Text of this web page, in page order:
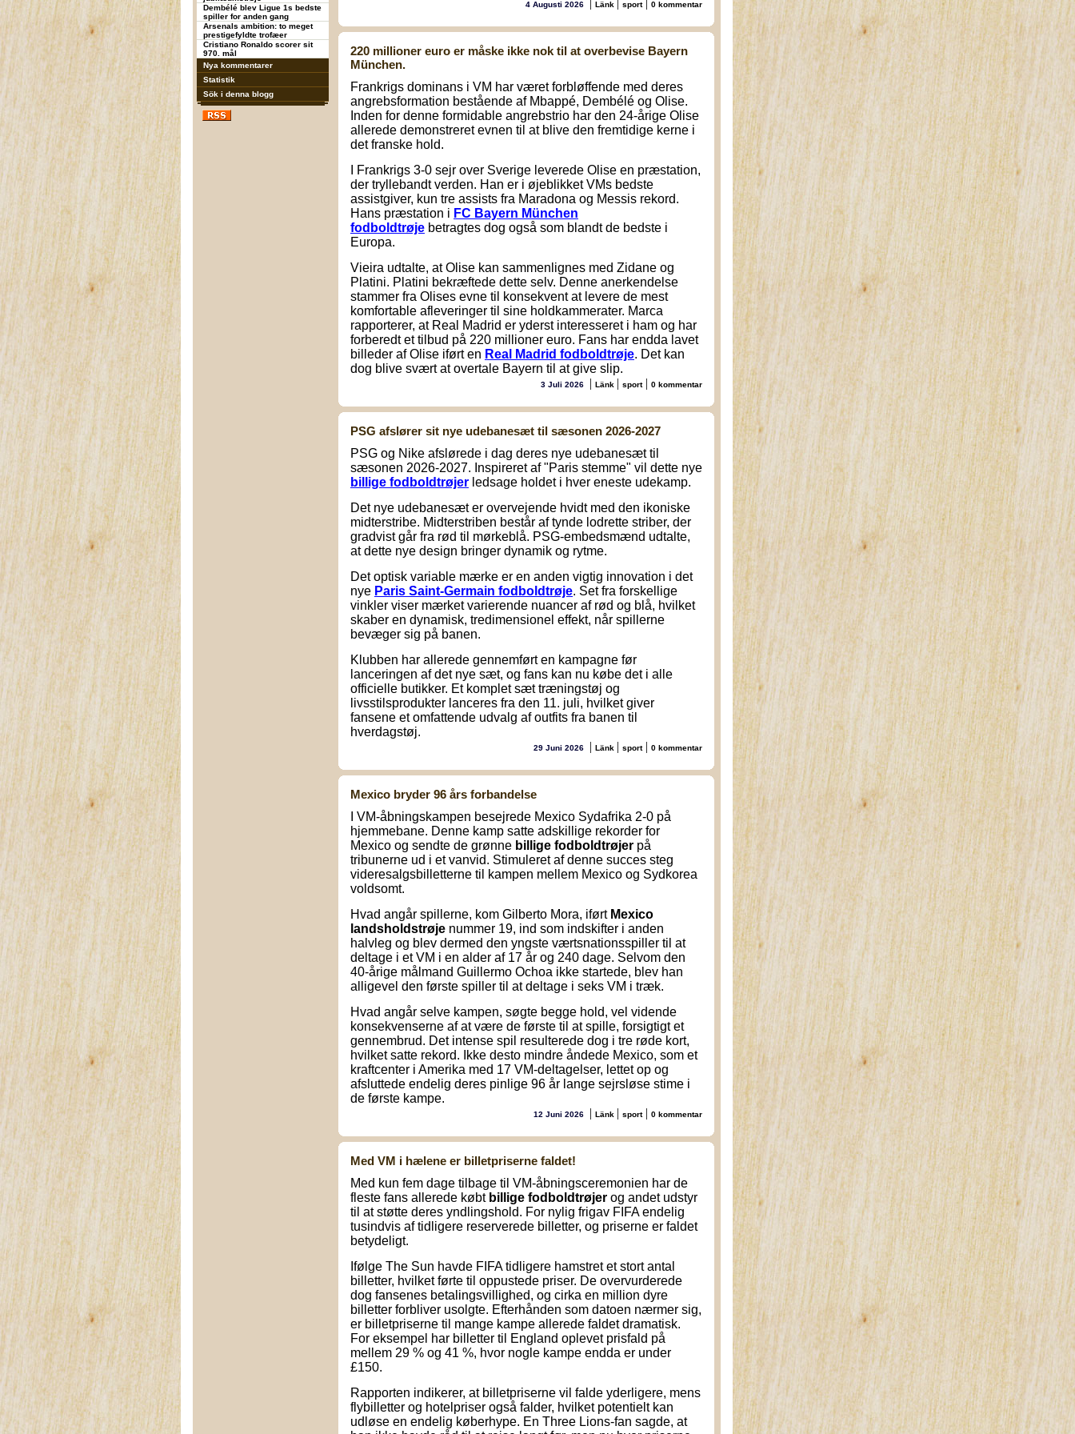
Dembélé blev Ligue 1s bedste
spiller for anden gang
Arsenals ambition: to meget
prestigefyldte trofæer
Cristiano Ronaldo scorer sit
970. mål
Nya kommentarer
Statistik
Sök i denna blogg
4 Augusti 2026 Länk sport| 0 kommentar
220 millioner euro er måske ikke nok til at overbevise Bayern
München.
Frankrigs dominans i VM har været forbløffende med deres
angrebsformation bestående af Mbappé, Dembélé og Olise.
Inden for denne formidable angrebstrio har den 24-årige Olise
allerede demonstreret evnen til at blive den fremtidige kerne i
det franske hold.
I Frankrigs 3-0 sejr over Sverige leverede Olise en præstation,
der tryllebandt verden. Han er i øjeblikket VMs bedste
assistgiver, kun tre assists fra Maradona og Messis rekord.
Hans præstation i FC Bayern München
fodboldtrøje betragtes dog også som blandt de bedste i
Europa.
Vieira udtalte, at Olise kan sammenlignes med Zidane og
Platini. Platini bekræftede dette selv. Denne anerkendelse
stammer fra Olises evne til konsekvent at levere de mest
komfortable afleveringer til sine holdkammerater. Marca
rapporterer, at Real Madrid er yderst interesseret i ham og har
forberedt et tilbud på 220 millioner euro. Fans har endda lavet
billeder af Olise iført en Real Madrid fodboldtrøje. Det kan
dog blive svært at overtale Bayern til at give slip.
3 Juli 2026 | Länk | sport| 0 kommentar
PSG afslører sit nye udebanesæt til sæsonen 2026-2027
PSG og Nike afslørede i dag deres nye udebanesæt til
sæsonen 2026-2027. Inspireret af "Paris stemme" vil dette nye
billige fodboldtrøjer ledsage holdet i hver eneste udekamp.
Det nye udebanesæt er overvejende hvidt med den ikoniske
midterstribe. Midterstriben består af tynde lodrette striber, der
gradvist går fra rød til mørkeblå. PSG-embedsmænd udtalte,
at dette nye design bringer dynamik og rytme.
Det optisk variable mærke er en anden vigtig innovation i det
nye Paris Saint-Germain fodboldtrøje. Set fra forskellige
vinkler viser mærket varierende nuancer af rød og blå, hvilket
skaber en dynamisk, tredimensionel effekt, når spillerne
bevæger sig på banen.
Klubben har allerede gennemført en kampagne før
lanceringen af det nye sæt, og fans kan nu købe det i alle
officielle butikker. Et komplet sæt træningstøj og
livsstilsprodukter lanceres fra den 11. juli, hvilket giver
fansene et omfattende udvalg af outfits fra banen til
hverdagstøj.
29 Juni 2026 | Länk | sport| 0 kommentar
Mexico bryder 96 års forbandelse
I VM-åbningskampen besejrede Mexico Sydafrika 2-0 på
hjemmebane. Denne kamp satte adskillige rekorder for
Mexico og sendte de grønne billige fodboldtrøjer på
tribunerne ud i et vanvid. Stimuleret af denne succes steg
videresalgsbilletterne til kampen mellem Mexico og Sydkorea
voldsomt.
Hvad angår spillerne, kom Gilberto Mora, iført Mexico
landsholdstrøje nummer 19, ind som indskifter i anden
halvleg og blev dermed den yngste værtsnationsspiller til at
deltage i et VM i en alder af 17 år og 240 dage. Selvom den
40-årige målmand Guillermo Ochoa ikke startede, blev han
alligevel den første spiller til at deltage i seks VM i træk.
Hvad angår selve kampen, søgte begge hold, vel vidende
konsekvenserne af at være de første til at spille, forsigtigt et
gennembrud. Det intense spil resulterede dog i tre røde kort,
hvilket satte rekord. Ikke desto mindre åndede Mexico, som et
kraftcenter i Amerika med 17 VM-deltagelser, lettet op og
afsluttede endelig deres pinlige 96 år lange sejrsløse stime i
de første kampe.
12 Juni 2026 | Länk | sport| 0 kommentar
Med VM i hælene er billetpriserne faldet!
Med kun fem dage tilbage til VM-åbningsceremonien har de
fleste fans allerede købt billige fodboldtrøjer og andet udstyr
til at støtte deres yndlingshold. For nylig frigav FIFA endelig
tusindvis af tidligere reserverede billetter, og priserne er faldet
betydeligt.
Ifølge The Sun havde FIFA tidligere hamstret et stort antal
billetter, hvilket førte til oppustede priser. De overvurderede
dog fansenes betalingsvillighed, og cirka en million dyre
billetter forbliver usolgte. Efterhånden som datoen nærmer sig,
er billetpriserne til mange kampe allerede faldet dramatisk.
For eksempel har billetter til England oplevet prisfald på
mellem 29 % og 41 %, hvor nogle kampe endda er under
£150.
Rapporten indikerer, at billetpriserne vil falde yderligere, mens
flybilletter og hotelpriser også falder, hvilket potentielt kan
udløse en endelig køberhype. En Three Lions-fan sagde, at